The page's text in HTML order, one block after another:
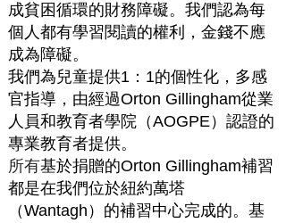
成貧困循環的財務障礙。我們認為每
個人都有學習閱讀的權利，金錢不應
成為障礙。
我們為兒童提供1：1的個性化，多感
官指導，由經過Orton Gillingham從業
人員和教育者學院（AOGPE）認證的
專業教育者提供。
所有基於捐贈的Orton Gillingham補習
都是在我們位於紐約萬塔
（Wantagh）的補習中心完成的。基